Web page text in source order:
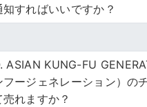
知すればいいですか？
ASIAN KUNG-FU
フージェネレーション）の
売れますか？